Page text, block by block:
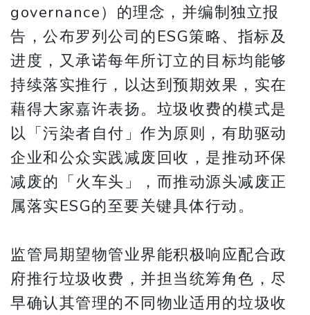
governance）的理念，并编制独立报
告，公布罗列公司的ESG策略、指标及
进度，又承诺每年所订立的目标均能够
持续落实推行，以达到预期效果，实在
藉得大家嘉许表扬。垃圾收费的模式是
以「污染者自付」作为原则，有助驱动
企业和公众实践减废回收，是推动环保
减废的「火车头」，而推动源头减废正
属落实ESG的至要关键具体行动。
监管局期望物管业界能积极响应配合政
府推行垃圾收费，并担当统筹角色，尽
早确认其管理的不同物业适用的垃圾收